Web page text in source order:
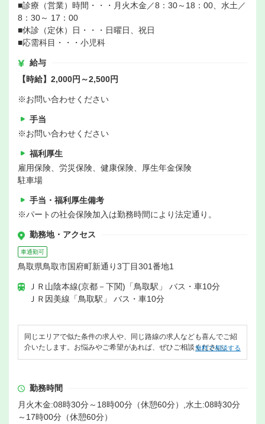
■診療（営業）時間・・・月火木金／8：30～18：00、水土／
8：30～ 17：00
■休診（定休）日・・・日曜日、祝日
■応需科目・・・小児科
給与
【時給】2,000円～2,500円
※お問い合わせください
手当
※お問い合わせください
福利厚生
雇用保険、労災保険、健康保険、厚生年金保険
駐車場
手当・福利厚生備考
※パートの社会保険加入は勤務時間により法定通り。
勤務地・アクセス
車通勤可
鳥取県鳥取市国府町新通り3丁目301番地1
ＪＲ山陰本線(京都－下関)「鳥取駅」 バス・車10分
ＪＲ因美線「鳥取駅」 バス・車10分
同じエリアで似た条件の求人や、同じ路線の求人なども喜んでご紹
介いたします。お悩みやご希望があれば、ぜひご相談ください。
無料で相談する
勤務時間
月火木金:08時30分～18時00分（休憩60分）,水土:08時30分
～17時00分（休憩60分）